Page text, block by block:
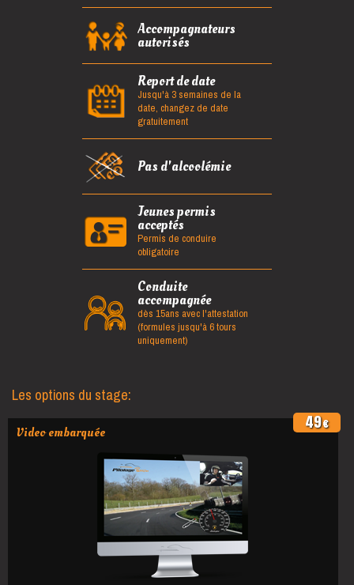
Accompagnateurs
autorisés
Report de date
Jusqu'à 3 semaines de la
date, changez de date
gratuitement
Pas d'alcoolémie
Jeunes permis
acceptés
Permis de conduire
obligatoire
Conduite
accompagnée
dès 15ans avec l'attestation
(formules jusqu'à 6 tours
uniquement)
Les options du stage:
Video embarquée
49€